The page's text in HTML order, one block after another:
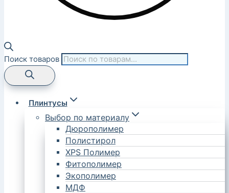
Поиск товаров
Плинтусы
Выбор по материалу
Дюрополимер
Полистирол
XPS Полимер
Фитополимер
Экополимер
МДФ